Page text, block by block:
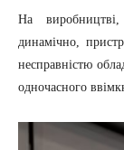
На
динамічно,
несправністю
одночасного